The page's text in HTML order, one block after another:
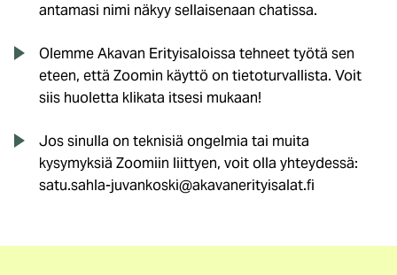
antamasi nimi näkyy sellaisenaan chatissa.
Olemme Akavan Erityisaloissa tehneet työtä sen
eteen, että Zoomin käyttö on tietoturvallista. Voit
siis huoletta klikata itsesi mukaan!
Jos sinulla on teknisiä ongelmia tai muita
kysymyksiä Zoomiin liittyen, voit olla yhteydessä:
satu.sahla-juvankoski@akavanerityisalat.fi